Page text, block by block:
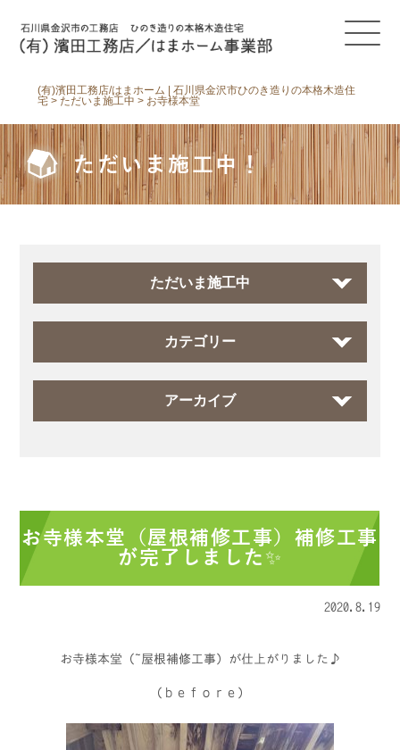
(有)濱田工務店/はまホーム | 石川県金沢市ひのき造りの本格木造住
宅 >ただいま施工中 > お寺様本堂
ただいま施工中！
ただいま施工中
カテゴリー
アーカイブ
お寺様本堂（屋根補修工事）補修工事
が完了しました✨
2020.8.19
お寺様本堂（ 屋根補修工事）が仕上がりました♪
（ｂｅｆｏｒｅ）